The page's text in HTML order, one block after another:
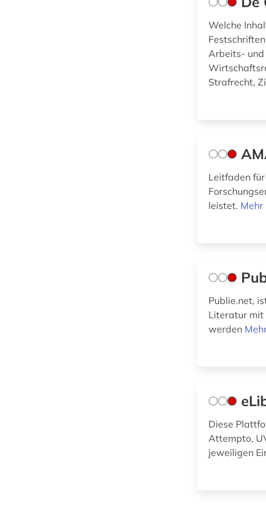
Welche
Arbeits- und
Strafrecht,
Leitfaden
leistet. Mehr
Publie.net,
Literatur mit
werden
Diese
Attempto,
jeweiligen